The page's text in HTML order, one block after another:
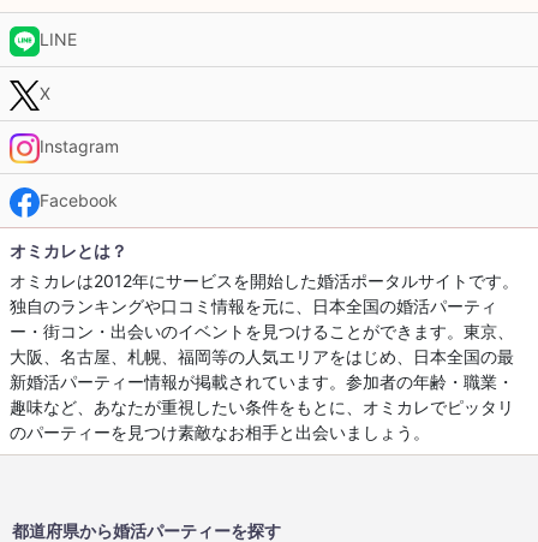
LINE
X
Instagram
Facebook
オミカレとは？
オミカレは2012年にサービスを開始した婚活ポータルサイトです。
独自のランキングや口コミ情報を元に、日本全国の婚活パーティ
ー・街コン・出会いのイベントを見つけることができます。東京、
大阪、名古屋、札幌、福岡等の人気エリアをはじめ、日本全国の最
新婚活パーティー情報が掲載されています。参加者の年齢・職業・
趣味など、あなたが重視したい条件をもとに、オミカレでピッタリ
のパーティーを見つけ素敵なお相手と出会いましょう。
都道府県から婚活パーティーを探す